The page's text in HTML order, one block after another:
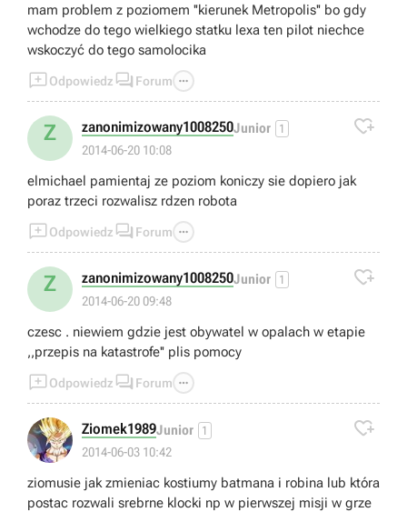
mam problem z poziomem ''kierunek Metropolis'' bo gdy
wchodze do tego wielkiego statku lexa ten pilot niechce
wskoczyć do tego samolocika
Odpowiedz  Forum 
Z zanonimizowany1008250Junior 1
2014-06-20 10:08

elmichael pamientaj ze poziom koniczy sie dopiero jak
poraz trzeci rozwalisz rdzen robota
Odpowiedz  Forum 
Z zanonimizowany1008250Junior 1
2014-06-20 09:48

czesc . niewiem gdzie jest obywatel w opalach w etapie
,,przepis na katastrofe'' plis pomocy
Odpowiedz  Forum 
Ziomek1989Junior 1
2014-06-03 10:42

ziomusie jak zmieniac kostiumy batmana i robina lub która
postac rozwali srebrne klocki np w pierwszej misji w grze